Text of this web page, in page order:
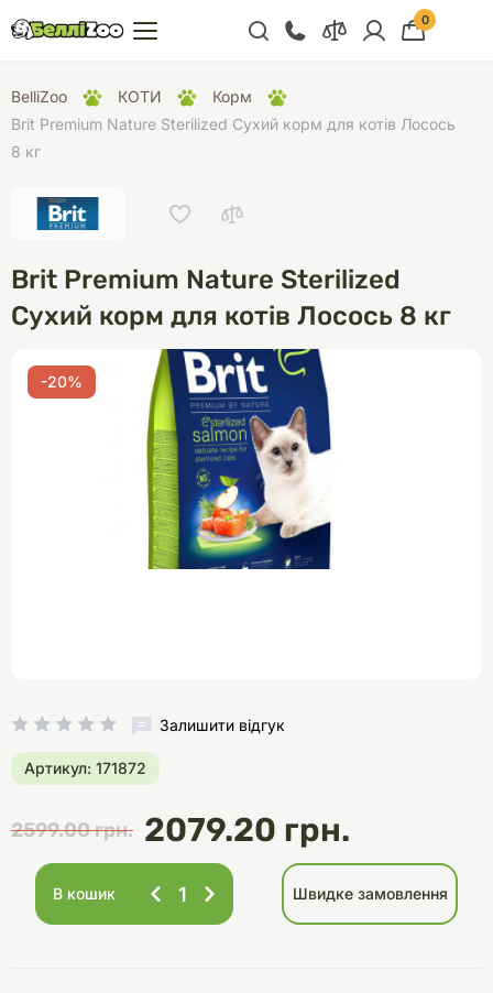
+38 (068) 300 91 91
Відділ продажу
+38 (068) 479 28
76
0
BelliZoo КОТИ
Корм
Brit Premium Nature Sterilized Сухий корм для котів Лосось
8 кг
Brit Premium Nature Sterilized
Сухий корм для котів Лосось 8 кг
-20%
Залишити відгук
Артикул: 171872
2599.00 грн. 2079.20 грн.
В кошик Швидке замовлення